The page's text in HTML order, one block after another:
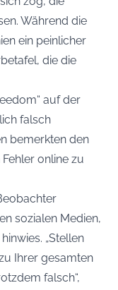
Während die
ein peinlicher
die die
auf der
falsch
bemerkten den
online zu
sozialen Medien,
„Stellen
Ihrer gesamten
falsch“,